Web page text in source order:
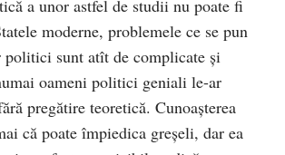
a unor astfel de studii nu poate fi
moderne, problemele ce se pun
politici sunt atît de complicate şi
oameni politici geniali le-ar
pregătire teoretică. Cunoaşterea
că poate împiedica greşeli, dar ea